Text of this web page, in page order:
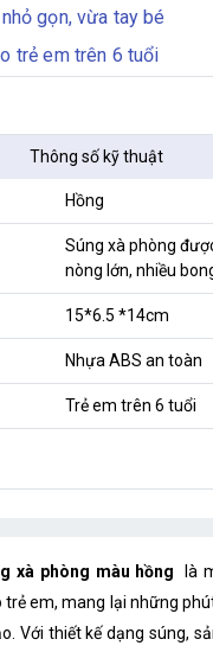
gọn, vừa tay bé
trẻ em trên 6 tuổi
Thông số kỹ thuật
Hồng
Súng xà phòng
nòng lớn, nhiều
15*6.5 *14cm
Nhựa ABS an toàn
Trẻ em trên 6 tuổi
xà phòng màu hồng
là
trẻ em, mang lại những
Với thiết kế dạng súng,